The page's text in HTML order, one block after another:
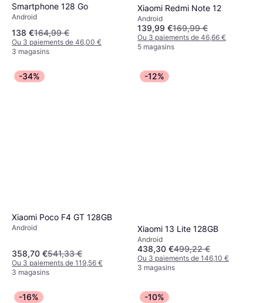
Smartphone 128 Go
Android
138 €164,99 €
Ou 3 paiements de 46,00 €
3 magasins
Xiaomi Redmi Note 12
Android
139,99 €169,99 €
Ou 3 paiements de 46,66 €
5 magasins
-34%
Xiaomi Poco F4 GT 128GB
Android
358,70 €541,33 €
Ou 3 paiements de 119,56 €
3 magasins
-12%
Xiaomi 13 Lite 128GB
Android
438,30 €499,22 €
Ou 3 paiements de 146,10 €
3 magasins
-16% -10%